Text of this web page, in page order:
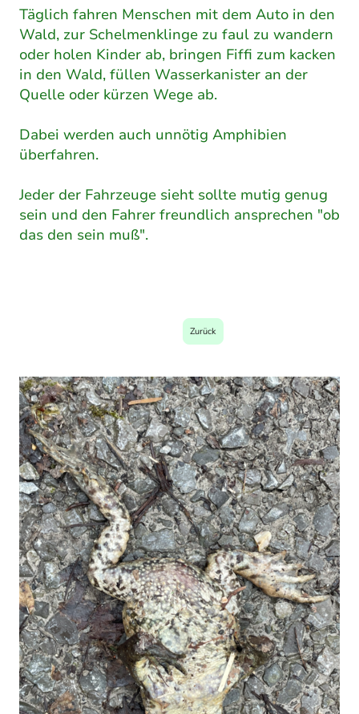
Täglich fahren Menschen mit dem Auto in den
Wald, zur Schelmenklinge zu faul zu wandern
oder holen Kinder ab, bringen Fiffi zum kacken
in den Wald, füllen Wasserkanister an der
Quelle oder kürzen Wege ab.
Dabei werden auch unnötig Amphibien
überfahren.
Jeder der Fahrzeuge sieht sollte mutig genug
sein und den Fahrer freundlich ansprechen "ob
das den sein muß".
Zurück